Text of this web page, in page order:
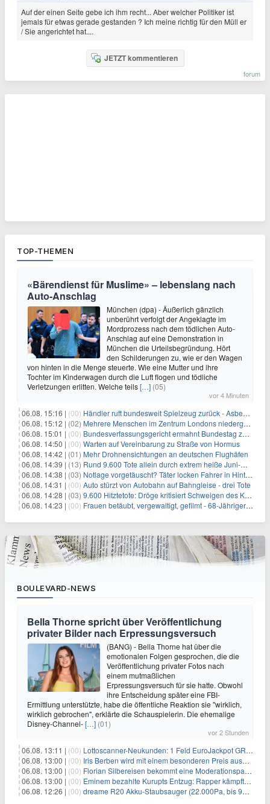
Auf der einen Seite gebe ich ihm recht... Aber welcher Politiker ist
jemals für etwas gerade gestanden ? Ich meine richtig für den Müll er
/ Sie angerichtet hat....
JETZT kommentieren
forum
TOP-THEMEN
«Bärendienst für Muslime» – lebenslang nach
Auto-Anschlag
München (dpa) - Äußerlich gänzlich
unberührt verfolgt der Angeklagte im
Mordprozess nach dem tödlichen Auto-
Anschlag auf eine Demonstration in
München die Urteilsbegründung. Hört
den Schilderungen zu, wie er den Wagen
von hinten in die Menge steuerte. Wie eine Mutter und ihre
Tochter im Kinderwagen durch die Luft flogen und tödliche
Verletzungen erlitten. Welche teils[…] (05)
vor 4 Minuten
06.08. 15:16 | (00) Händler ruft bundesweit Spielzeug zurück - Asbestverdacht
06.08. 15:12 | (02) Mehrere Menschen im Zentrum Londons niedergestochen
06.08. 15:01 | (00) Bundesverfassungsgericht ermahnt Bundestag zu zügiger Wahlprüfung
06.08. 14:50 | (00) Warten auf Vereinbarung zu Straße von Hormus
06.08. 14:42 | (01) Mehr Drohnensichtungen an deutschen Flughäfen
06.08. 14:39 | (13) Rund 9.600 Tote allein durch extrem heiße Juni-Woche
06.08. 14:38 | (03) Notlage vorgetäuscht? Täter locken Fahrer in Hinterhalt
06.08. 14:31 | (00) Auto stürzt von Autobahn auf Bahngleise - drei Tote
06.08. 14:28 | (03) 9.600 Hitztetote: Dröge kritisiert Schweigen des Kanzlers
06.08. 14:23 | (00) Frauen betäubt, vergewaltigt, gefilmt - 68-Jähriger gesteht
BOULEVARD-NEWS
Bella Thorne spricht über Veröffentlichung
privater Bilder nach Erpressungsversuch
(BANG) - Bella Thorne hat über die
emotionalen Folgen gesprochen, die die
Veröffentlichung privater Fotos nach
einem mutmaßlichen
Erpressungsversuch für sie hatte. Obwohl
ihre Entscheidung später eine FBI-
Ermittlung unterstützte, habe die öffentliche Reaktion sie "wirklich,
wirklich gebrochen", erklärte die Schauspielerin. Die ehemalige
Disney-Channel-[…] (01)
vor 2 Stunden
06.08. 13:11 | (00) Lottoscanner-Neukunden: 1 Feld EuroJackpot GRATIS spielen
06.08. 13:00 | (00) Iris Berben wird mit einem besonderen Preis ausgezeichnet
06.08. 13:00 | (00) Florian Silbereisen bekommt eine Moderationspartnerin
06.08. 13:00 | (00) Eminem bezahlte Kurupts Entzug: Rapper kämpfte gegen lebensbedrohliche Alkoholsucht
06.08. 12:26 | (00) dreame R20 Akku-Staubsauger (22.000Pa, bis 90 Min. Laufzeit) für 169€